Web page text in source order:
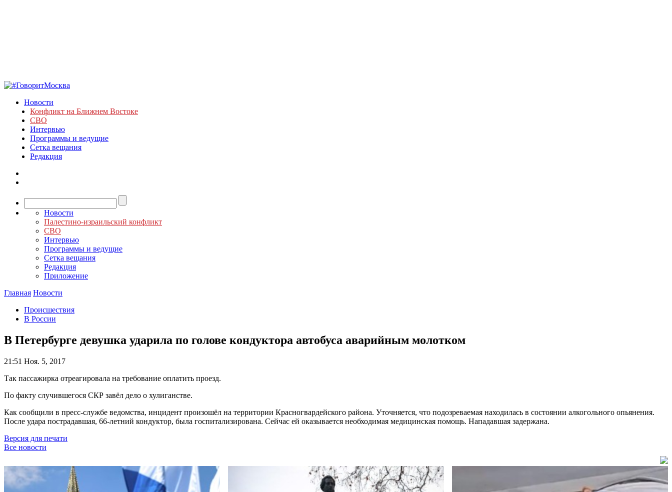
Новости
Конфликт на Ближнем Востоке
СВО
Интервью
Программы и ведущие
Сетка вещания
Редакция
Новости
Палестино-израильский конфликт
СВО
Интервью
Программы и ведущие
Сетка вещания
Редакция
Приложение
Главная Новости
Происшествия
В России
В Петербурге девушка ударила по голове кондуктора автобуса аварийным молотком
21:51 Ноя. 5, 2017
Так пассажирка отреагировала на требование оплатить проезд.
По факту случившегося СКР завёл дело о хулиганстве.
Как сообщили в пресс-службе ведомства, инцидент произошёл на территории Красногвардейского района. Уточняется, что подозреваемая находилась в состоянии алкогольного опьянения.
После удара пострадавшая, 66-летний кондуктор, была госпитализирована. Сейчас ей оказывается необходимая медицинская помощь. Нападавшая задержана.
Версия для печати
Все новости